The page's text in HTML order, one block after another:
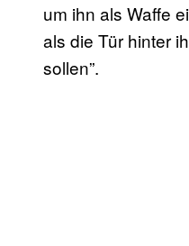
um ihn als Waffe
als die Tür hinter
sollen”.